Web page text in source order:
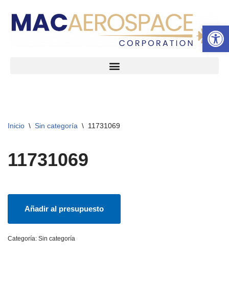
Abrir
Inicio \ Sin categoría \ 11731069
11731069
Añadir al presupuesto
Categoría: Sin categoría